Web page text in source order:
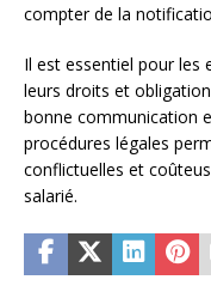
compter de la
Il est essentiel pour les
leurs droits et
bonne communication
procédures légales
conflictuelles et
salarié.